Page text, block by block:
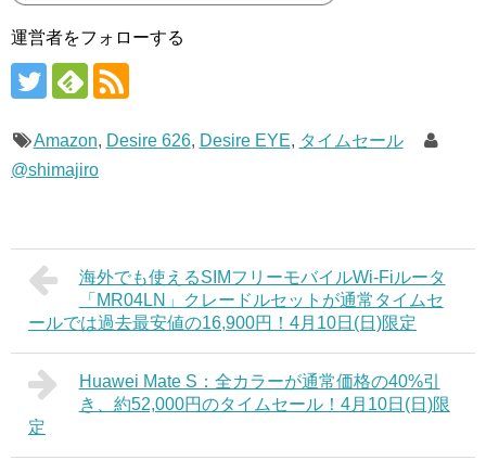
運営者をフォローする
Amazon, Desire 626, Desire EYE, タイムセール
@shimajiro
海外でも使えるSIMフリーモバイルWi-Fiルータ
「MR04LN」クレードルセットが通常タイムセ
ールでは過去最安値の16,900円！4月10日(日)限定
Huawei Mate S：全カラーが通常価格の40%引
き、約52,000円のタイムセール！4月10日(日)限
定